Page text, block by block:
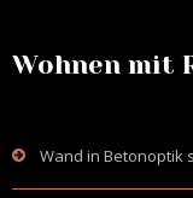
Wohnen mit
Wand in Betonoptik